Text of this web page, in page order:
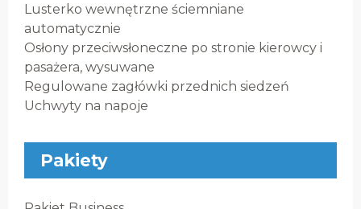
Lusterko wewnętrzne ściemniane
automatycznie
Osłony przeciwsłoneczne po stronie kierowcy i
pasażera, wysuwane
Regulowane zagłówki przednich siedzeń
Uchwyty na napoje
Pakiety